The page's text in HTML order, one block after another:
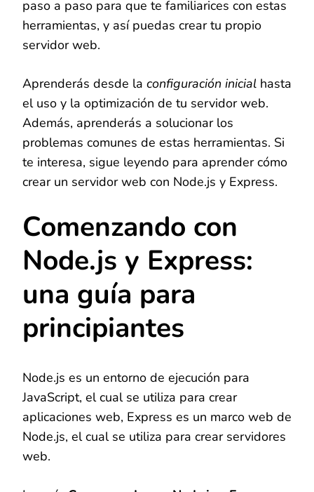
paso a paso para que te familiarices con estas
herramientas, y así puedas crear tu propio
servidor web.
Aprenderás desde la configuración inicial hasta
el uso y la optimización de tu servidor web.
Además, aprenderás a solucionar los
problemas comunes de estas herramientas. Si
te interesa, sigue leyendo para aprender cómo
crear un servidor web con Node.js y Express.
Comenzando con
Node.js y Express:
una guía para
principiantes
Node.js es un entorno de ejecución para
JavaScript, el cual se utiliza para crear
aplicaciones web, Express es un marco web de
Node.js, el cual se utiliza para crear servidores
web.